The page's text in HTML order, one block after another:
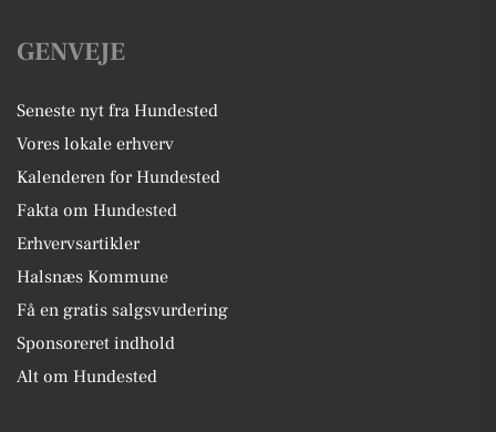
GENVEJE
Seneste nyt fra Hundested
Vores lokale erhverv
Kalenderen for Hundested
Fakta om Hundested
Erhvervsartikler
Halsnæs Kommune
Få en gratis salgsvurdering
Sponsoreret indhold
Alt om Hundested